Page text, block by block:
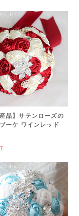
産品】サテンローズの
ーケ ワインレッド